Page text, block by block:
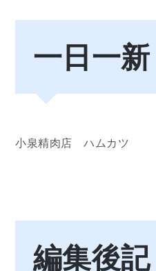
一日一新
小泉精肉店 ハムカツ
編集後記